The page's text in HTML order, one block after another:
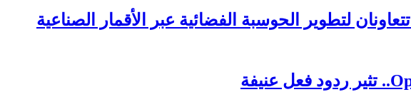
لتطوير الحوسبة الفضائية عبر الأقمار الصناعية